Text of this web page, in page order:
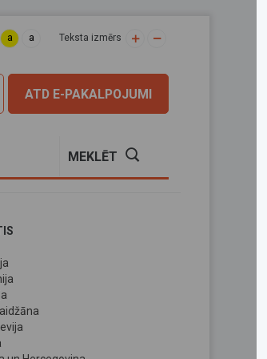
a a Teksta izmērs
ATD E-PAKALPOJUMI
MEKLĒT